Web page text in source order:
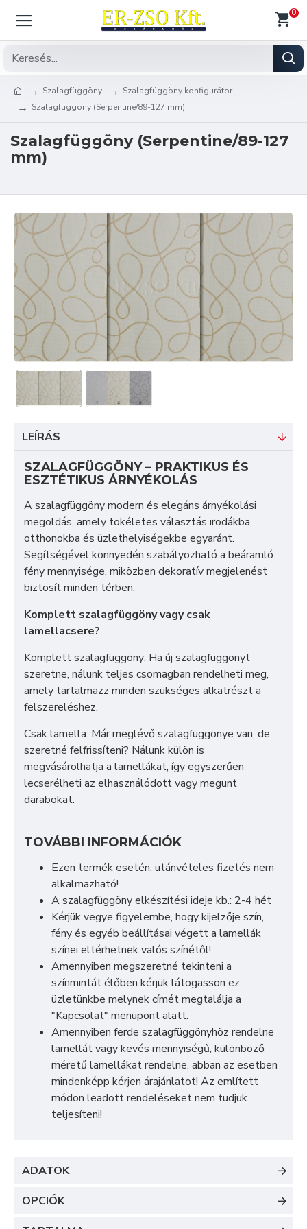
0
Szalagfüggöny
Szalagfüggöny konfigurátor
Szalagfüggöny (Serpentine/89-127 mm)
Szalagfüggöny (Serpentine/89-127
mm)
LEÍRÁS
SZALAGFÜGGÖNY – PRAKTIKUS ÉS
ESZTÉTIKUS ÁRNYÉKOLÁS
A szalagfüggöny modern és elegáns árnyékolási
megoldás, amely tökéletes választás irodákba,
otthonokba és üzlethelyiségekbe egyaránt.
Segítségével könnyedén szabályozható a beáramló
fény mennyisége, miközben dekoratív megjelenést
biztosít minden térben.
Komplett szalagfüggöny vagy csak
lamellacsere?
Komplett szalagfüggöny: Ha új szalagfüggönyt
szeretne, nálunk teljes csomagban rendelheti meg,
amely tartalmazz minden szükséges alkatrészt a
felszereléshez.
Csak lamella: Már meglévő szalagfüggönye van, de
szeretné felfrissíteni? Nálunk külön is
megvásárolhatja a lamellákat, így egyszerűen
lecserélheti az elhasználódott vagy megunt
darabokat.
TOVÁBBI INFORMÁCIÓK
Ezen termék esetén, utánvételes fizetés nem
alkalmazható!
A szalagfüggöny elkészítési ideje kb.: 2-4 hét
Kérjük vegye figyelembe, hogy kijelzője szín,
fény és egyéb beállításai végett a lamellák
színei eltérhetnek valós színétől!
Amennyiben megszeretné tekinteni a
színmintát élőben kérjük látogasson ez
üzletünkbe melynek címét megtalálja a
"Kapcsolat" menüpont alatt.
Amennyiben ferde szalagfüggönyhöz rendelne
lamellát vagy kevés mennyiségű, különböző
méretű lamellákat rendelne, abban az esetben
mindenképp kérjen árajánlatot! Az említett
módon leadott rendeléseket nem tudjuk
teljesíteni!
ADATOK
OPCIÓK